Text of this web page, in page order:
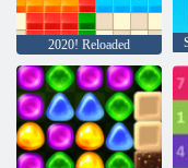
2020! Reloaded